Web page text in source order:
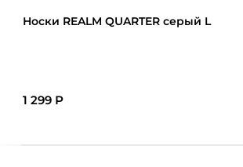
Носки REALM QUARTER серый L
1 299 Р